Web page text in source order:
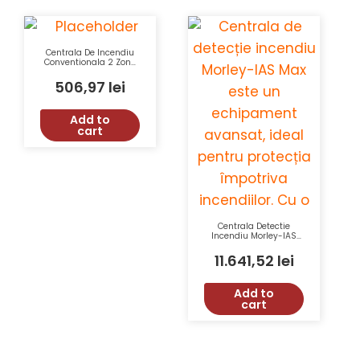
Centrala De Incendiu
Conventionala 2 Zone
Detectoare
506,97 lei
Add to
cart
Centrala Detectie
Incendiu Morley-IAS
I/O Honeywell MA-
8000-02
11.641,52 lei
Add to
cart